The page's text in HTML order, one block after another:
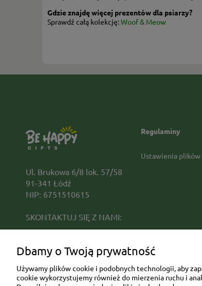
Gdzie znajdę więcej prezentów dla psiarzy?
Sprawdź całą kolekcję:Woof & Meow
Regulaminy
Ustawienia plików
Ul. Brukowa 6/8 lok. 57/58
91-341 Łódź
NIP: 6751510615
SKONTAKTUJ SIĘ Z NAMI:
+48 690 172 872
Dbamy o Twoją prywatność
Używamy plików cookie i podobnych technologii, aby
cookie wykorzystujemy również do mierzenia ruchu i